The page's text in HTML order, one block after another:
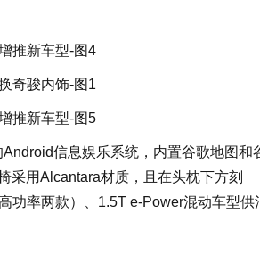
信息娱乐系统，内置谷歌地图和
采用Alcantara材质，且在头枕下方刻
功率两款）、1.5T e-Power混动车型供